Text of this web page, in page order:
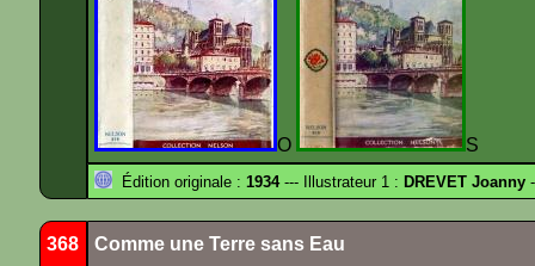
O S
Édition originale : 1934--- Illustrateur 1 : DREVET Joanny
368 Comme une Terre sans Eau